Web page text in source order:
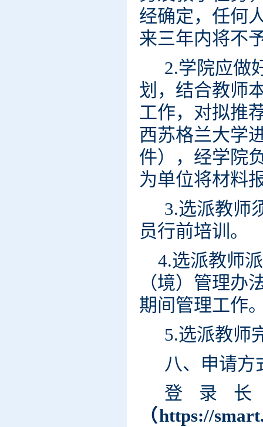
经确定，任何
来三年内将不
2.学院应做
划，结合教师
工作，对拟推
西苏格兰大学
件），经学院
为单位将材料
3.选派教师
员行前培训。
4.选派教师
（境）管理办
期间管理工作
5.选派教师
八、申请方
登录
（https://